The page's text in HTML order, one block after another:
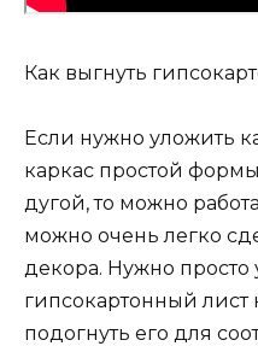
Как выгнуть
Если нужно уложить
каркас простой
дугой, то можно
можно очень легко
декора. Нужно просто
гипсокартонный лист
подогнуть его для